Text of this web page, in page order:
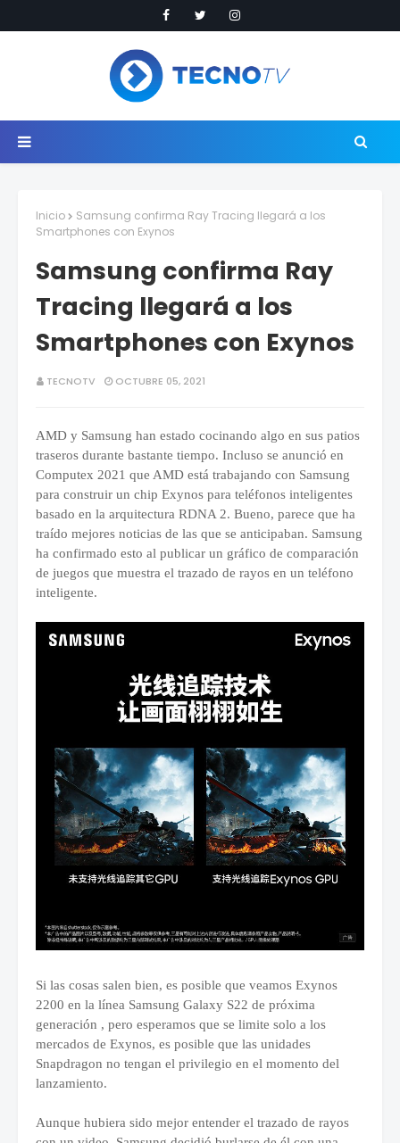
Inicio
Samsung confirma Ray Tracing llegará a los
Smartphones con Exynos
Samsung confirma Ray
Tracing llegará a los
Smartphones con Exynos
TECNOTV OCTUBRE 05, 2021
AMD y Samsung han estado cocinando algo en sus patios
traseros durante bastante tiempo. Incluso se anunció en
Computex 2021 que AMD está trabajando con Samsung
para construir un chip Exynos para teléfonos inteligentes
basado en la arquitectura RDNA 2. Bueno, parece que ha
traído mejores noticias de las que se anticipaban. Samsung
ha confirmado esto al publicar un gráfico de comparación
de juegos que muestra el trazado de rayos en un teléfono
inteligente.
Si las cosas salen bien, es posible que veamos Exynos
2200 en la línea Samsung Galaxy S22 de próxima
generación , pero esperamos que se limite solo a los
mercados de Exynos, es posible que las unidades
Snapdragon no tengan el privilegio en el momento del
lanzamiento.
Aunque hubiera sido mejor entender el trazado de rayos